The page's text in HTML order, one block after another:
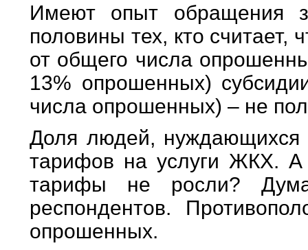
Имеют опыт обращения
половины тех, кто
от общего числа
13% опрошенных)
числа опрошенных) – не
Доля людей, нуждающихся
тарифов на услуги ЖКХ. А
тарифы не росли?
респондентов.
опрошенных.